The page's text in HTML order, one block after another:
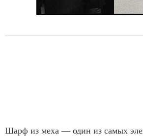
Шарф из меха — один из самых